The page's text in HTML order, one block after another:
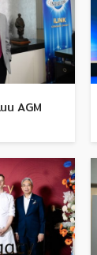
น AGM